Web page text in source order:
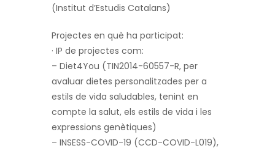
(Institut d’Estudis Catalans)
Projectes en què ha participat:
· IP de projectes com:
– Diet4You (TIN2014-60557-R, per
avaluar dietes personalitzades per a
estils de vida saludables, tenint en
compte la salut, els estils de vida i les
expressions genètiques)
– INSESS-COVID-19 (CCD-COVID-L019),